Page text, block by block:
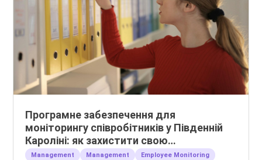
Програмне забезпечення для
моніторингу співробітників у Південній
Кароліні: як захистити свою
інтелектуальну власність
Management Management
Employee Monitoring